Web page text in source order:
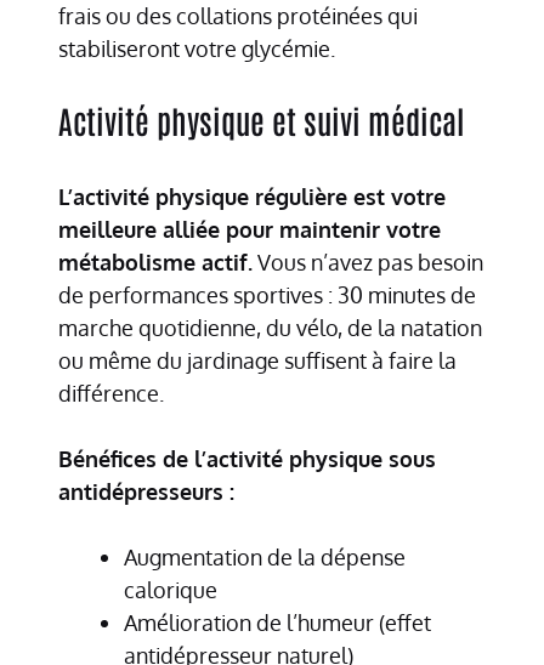
frais ou des collations protéinées qui
stabiliseront votre glycémie.
Activité physique et suivi médical
L’activité physique régulière est votre
meilleure alliée pour maintenir votre
métabolisme actif.Vous n’avez pas besoin
de performances sportives : 30 minutes de
marche quotidienne, du vélo, de la natation
ou même du jardinage suffisent à faire la
différence.
Bénéfices de l’activité physique sous
antidépresseurs :
Augmentation de la dépense
calorique
Amélioration de l’humeur (effet
antidépresseur naturel)